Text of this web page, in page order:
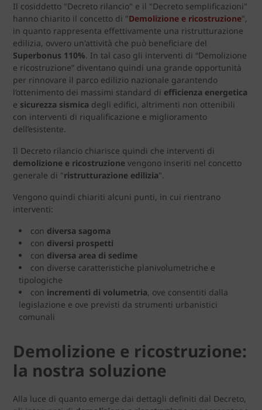
Il cosiddetto "Decreto rilancio" e il "Decreto semplificazioni"
hanno chiarito il concetto di "Demolizione e ricostruzione",
in quanto rappresenta effettivamente una ristrutturazione
edilizia, ovvero un'attività che può beneficiare del
Superbonus 110%. In tal caso gli interventi di “Demolizione
e ricostruzione” diventano quindi una grande opportunità
per rinnovare il parco edilizio nazionale garantendo
l’ottenimento dei massimi standard di efficienza energetica
e sicurezza sismica degli edifici, altrimenti non ottenibili
con interventi di riqualificazione e miglioramento
dell’esistente.
Il Decreto rilancio chiarisce quindi che interventi di
demolizione e ricostruzione vengono inseriti nel concetto
generale di "ristrutturazione edilizia".
Vengono quindi chiariti alcuni punti, in cui rientrano
interventi:
con diversa sagoma
con diversi prospetti
con diversa area di sedime
con diverse caratteristiche planivolumetriche e
tipologiche
con incrementi di volumetria, ove consentiti dalla
legislazione e ove previsti da strumenti urbanistici
comunali
Demolizione e ricostruzione:
la nostra soluzione
Alla luce di quanto emerge dai dettagli definiti dal Decreto,